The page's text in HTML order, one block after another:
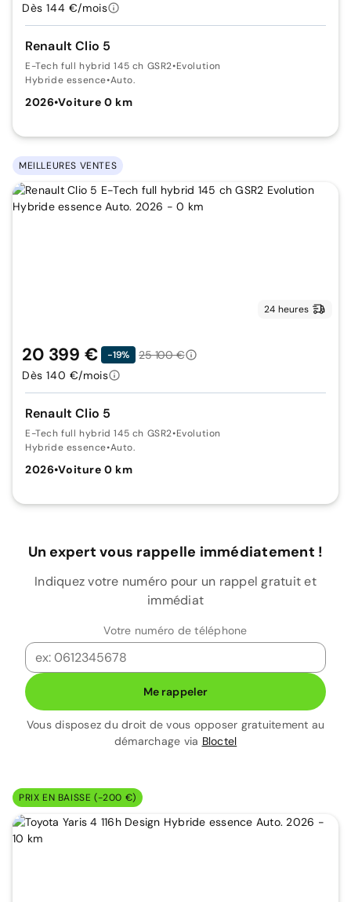
Renault Clio 5
E-Tech full hybrid 145 ch GSR2•Evolution
Hybride essence•Auto.
2026•Voiture 0 km
Dès 144 €/mois
MEILLEURES VENTES
24 heures
Renault Clio 5
E-Tech full hybrid 145 ch GSR2•Evolution
Hybride essence•Auto.
2026•Voiture 0 km
20 399 € -19%
25 100 €
Dès 140 €/mois
Un expert vous rappelle immédiatement !
Indiquez votre numéro pour un rappel gratuit et
immédiat
Votre numéro de téléphone
Me rappeler
Vous disposez du droit de vous opposer gratuitement au
démarchage via Bloctel
PRIX EN BAISSE (-200 €)